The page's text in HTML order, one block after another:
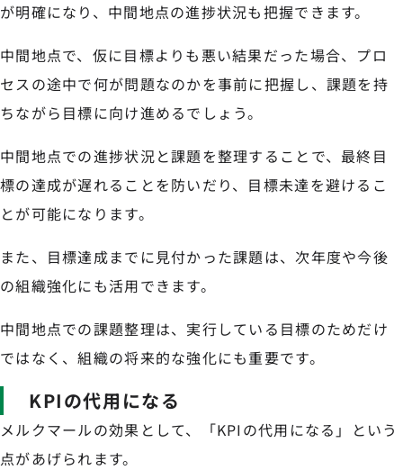
が明確になり、中間地点の進捗状況も把握できます。
中間地点で、仮に目標よりも悪い結果だった場合、プロ
セスの途中で何が問題なのかを事前に把握し、課題を持
ちながら目標に向け進めるでしょう。
中間地点での進捗状況と課題を整理することで、最終目
標の達成が遅れることを防いだり、目標未達を避けるこ
とが可能になります。
また、目標達成までに見付かった課題は、次年度や今後
の組織強化にも活用できます。
中間地点での課題整理は、実行している目標のためだけ
ではなく、組織の将来的な強化にも重要です。
KPIの代用になる
メルクマールの効果として、「KPIの代用になる」という
点があげられます。